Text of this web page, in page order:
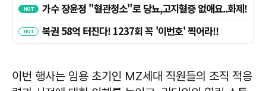
이번 행사는 임용 초기인 MZ세대 직원들의 조직 적응